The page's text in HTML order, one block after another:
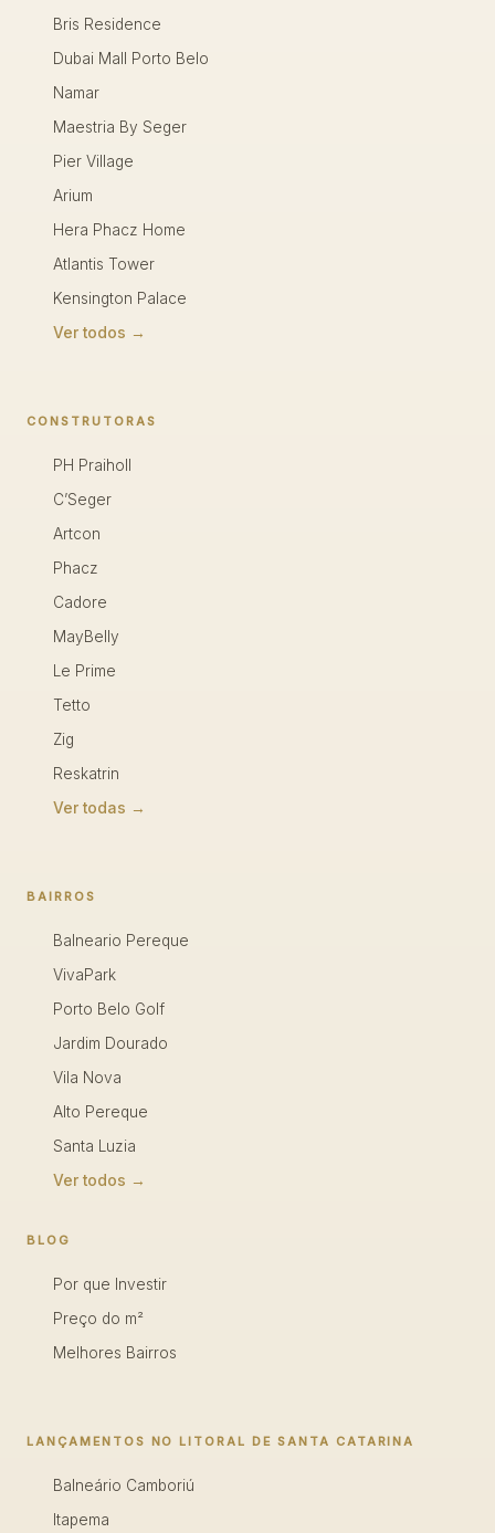
Bris Residence
Dubai Mall Porto Belo
Namar
Maestria By Seger
Pier Village
Arium
Hera Phacz Home
Atlantis Tower
Kensington Palace
Ver todos →
CONSTRUTORAS
PH Praiholl
C’Seger
Artcon
Phacz
Cadore
MayBelly
Le Prime
Tetto
Zig
Reskatrin
Ver todas →
BAIRROS
Balneario Pereque
VivaPark
Porto Belo Golf
Jardim Dourado
Vila Nova
Alto Pereque
Santa Luzia
Ver todos →
BLOG
Por que Investir
Preço do m²
Melhores Bairros
LANÇAMENTOS NO LITORAL DE SANTA CATARINA
Balneário Camboriú
Itapema